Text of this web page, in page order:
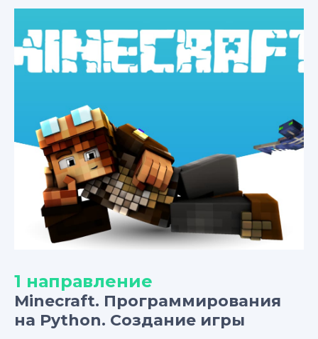
1 направление
Minecraft. Программирования
на Python. Создание игры